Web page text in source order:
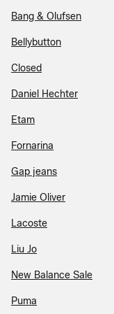
Bang & Olufsen
Bellybutton
Closed
Daniel Hechter
Etam
Fornarina
Gap jeans
Jamie Oliver
Lacoste
Liu Jo
New Balance Sale
Puma